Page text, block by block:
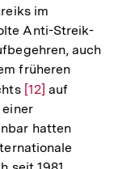
im
Anti-Streik-
auch
früheren
Zur
Auflösung
der
Fußnote
[12] auf
einer
hatten